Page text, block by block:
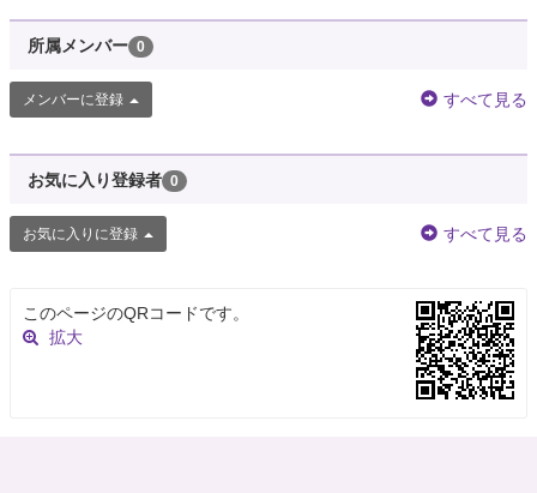
所属メンバー 0
メンバーに登録 すべて見る
お気に入り登録者 0
お気に入りに登録 すべて見る
このページのQRコードです。
拡大